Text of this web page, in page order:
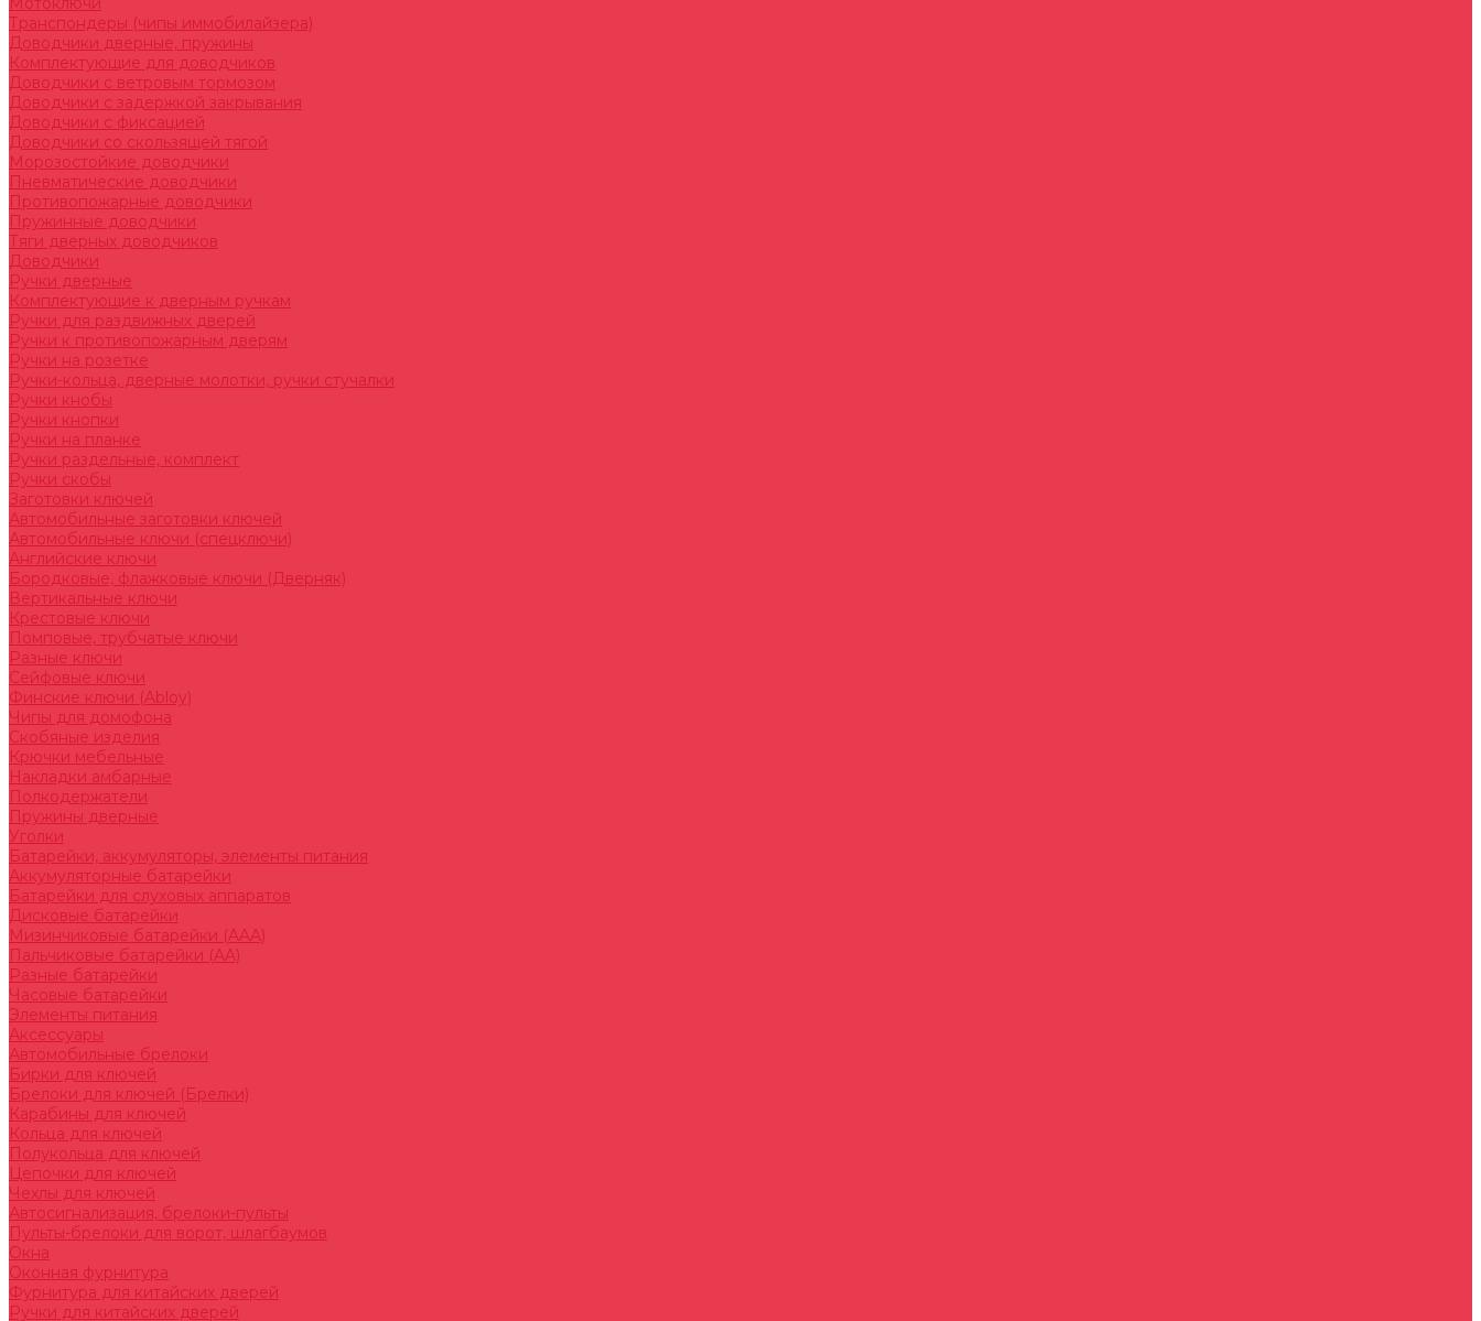
Транспондеры (чипы иммобилайзера)
Доводчики дверные, пружины
Комплектующие для доводчиков
Доводчики с ветровым тормозом
Доводчики с задержкой закрывания
Доводчики с фиксацией
Доводчики со скользящей тягой
Морозостойкие доводчики
Пневматические доводчики
Противопожарные доводчики
Пружинные доводчики
Тяги дверных доводчиков
Доводчики
Ручки дверные
Комплектующие к дверным ручкам
Ручки для раздвижных дверей
Ручки к противопожарным дверям
Ручки на розетке
Ручки-кольца, дверные молотки, ручки стучалки
Ручки кнобы
Ручки кнопки
Ручки на планке
Ручки раздельные, комплект
Ручки скобы
Заготовки ключей
Автомобильные заготовки ключей
Автомобильные ключи (спецключи)
Английские ключи
Бородковые, флажковые ключи (Дверняк)
Вертикальные ключи
Крестовые ключи
Помповые, трубчатые ключи
Разные ключи
Сейфовые ключи
Финские ключи (Abloy)
Чипы для домофона
Скобяные изделия
Крючки мебельные
Накладки амбарные
Полкодержатели
Пружины дверные
Уголки
Батарейки, аккумуляторы, элементы питания
Аккумуляторные батарейки
Батарейки для слуховых аппаратов
Дисковые батарейки
Мизинчиковые батарейки (AAA)
Пальчиковые батарейки (AA)
Разные батарейки
Часовые батарейки
Элементы питания
Аксессуары
Автомобильные брелоки
Бирки для ключей
Брелоки для ключей (Брелки)
Карабины для ключей
Кольца для ключей
Полукольца для ключей
Цепочки для ключей
Чехлы для ключей
Автосигнализация, брелоки-пульты
Пульты-брелоки для ворот, шлагбаумов
Окна
Оконная фурнитура
Фурнитура для китайских дверей
Ручки для китайских дверей